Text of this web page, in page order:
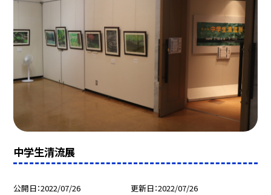
中学生清流展
公開日 2022/07/26 更新日 2022/07/26